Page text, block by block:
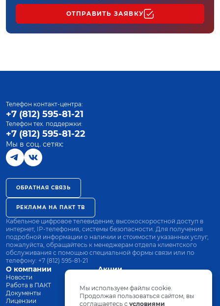
ОТПРАВИТЬ ЗАЯВКУ
О компании
Новости
Работа в ПАКТ
Документы
Лицензии
Акции
Оплата
Оборудование
Телефон контакт-центра:
+7 (812) 595-81-21
Телефон тех. поддержки:
+7 (812) 595-81-22
Мы в соц. сетях:
ОБРАТНАЯ СВЯЗЬ
РЕКЛАМА НА ПАКТ ТВ
Кабельное цифровое телевидение, высокоскоростной доступ в
интернет, IP-телефония, системы безопасности. Для получения
подробной информации о наличии и стоимости указанных услуг,
пожалуйста, обращайтесь к менеджерам отдела клиентского
обслуживания с помощью специальной формы связи или по
телефону: +7 (812) 595-81-21
Мы используем файлы cookie.
Продолжая пользоваться сайтом, вы
соглашаетесь с условиями